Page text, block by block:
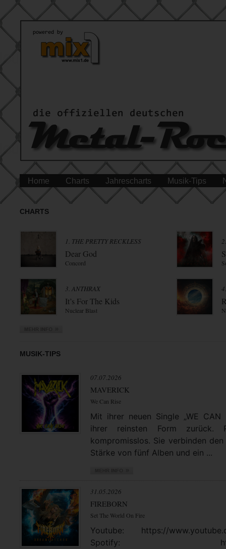
Home Charts Jahrescharts Musik-Tips
CHARTS
1. THE PRETTY RECKLESS
Dear God
Concord
3. ANTHRAX
It’s For The Kids
Nuclear Blast
MUSIK-TIPS
07.07.2026
MAVERICK
We Can Rise
Mit ihrer neuen Single „WE CAN
ihrer reinsten Form zurück.
kompromisslos. Sie verbinden
Stärke von fünf Alben und ein ...
31.05.2026
FIREBORN
Set The World On Fire
Youtube: https://
Spotify: https://